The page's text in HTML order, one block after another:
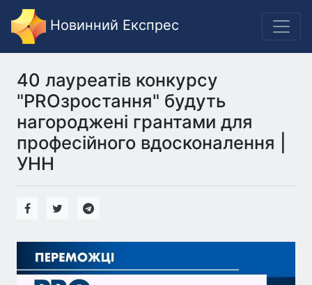
Новинний Експрес
40 лауреатів конкурсу
"PROзростання" будуть
нагороджені грантами для
професійного вдосконалення |
УНН